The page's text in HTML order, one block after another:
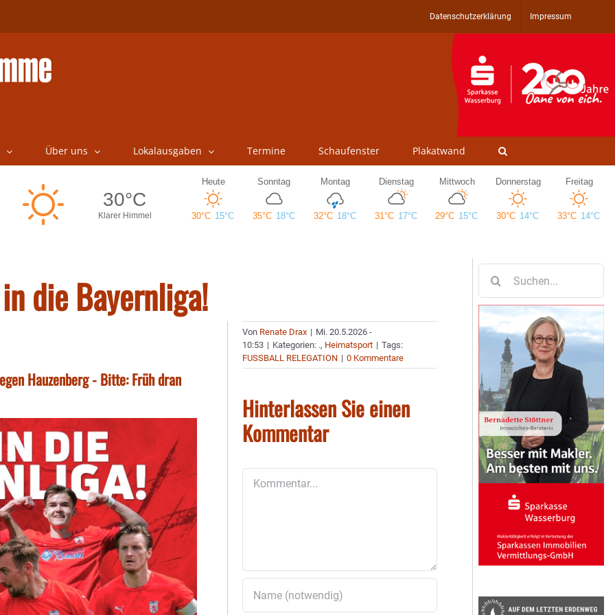
Datenschutzerklärung Impressum
Über uns Lokalausgaben Termine Schaufenster Plakatwand
die Bayernliga!
Hauzenberg - Bitte: Früh dran
Von Renate Drax | Mi. 20.5.2026 -
10:53 | Kategorien: ., Heimatsport | Tags:
FUSSBALL RELEGATION | 0 Kommentare
Hinterlassen Sie einen
Kommentar
nach: